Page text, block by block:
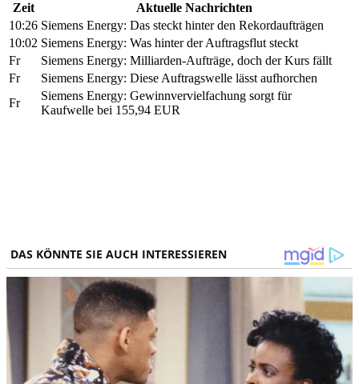
Zeit
Aktuelle Nachrichten
10:26 Siemens Energy: Das steckt hinter den Rekordaufträgen
10:02 Siemens Energy: Was hinter der Auftragsflut steckt
Fr
Siemens Energy: Milliarden-Aufträge, doch der Kurs fällt
Fr
Siemens Energy: Diese Auftragswelle lässt aufhorchen
Fr
Siemens Energy: Gewinnvervielfachung sorgt für
Kaufwelle bei 155,94 EUR